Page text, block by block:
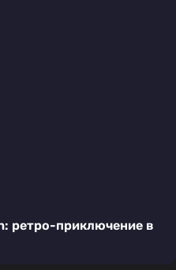
ретро-приключение в